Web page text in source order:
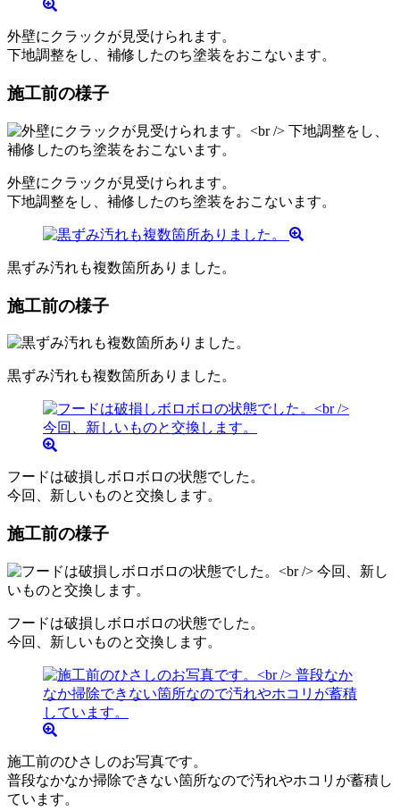
外壁にクラックが見受けられます。
下地調整をし、補修したのち塗装をおこないます。
施工前の様子
外壁にクラックが見受けられます。
下地調整をし、補修したのち塗装をおこないます。
黒ずみ汚れも複数箇所ありました。
施工前の様子
黒ずみ汚れも複数箇所ありました。
フードは破損しボロボロの状態でした。
今回、新しいものと交換します。
施工前の様子
フードは破損しボロボロの状態でした。
今回、新しいものと交換します。
施工前のひさしのお写真です。
普段なかなか掃除できない箇所なので汚れやホコリが蓄積し
ています。